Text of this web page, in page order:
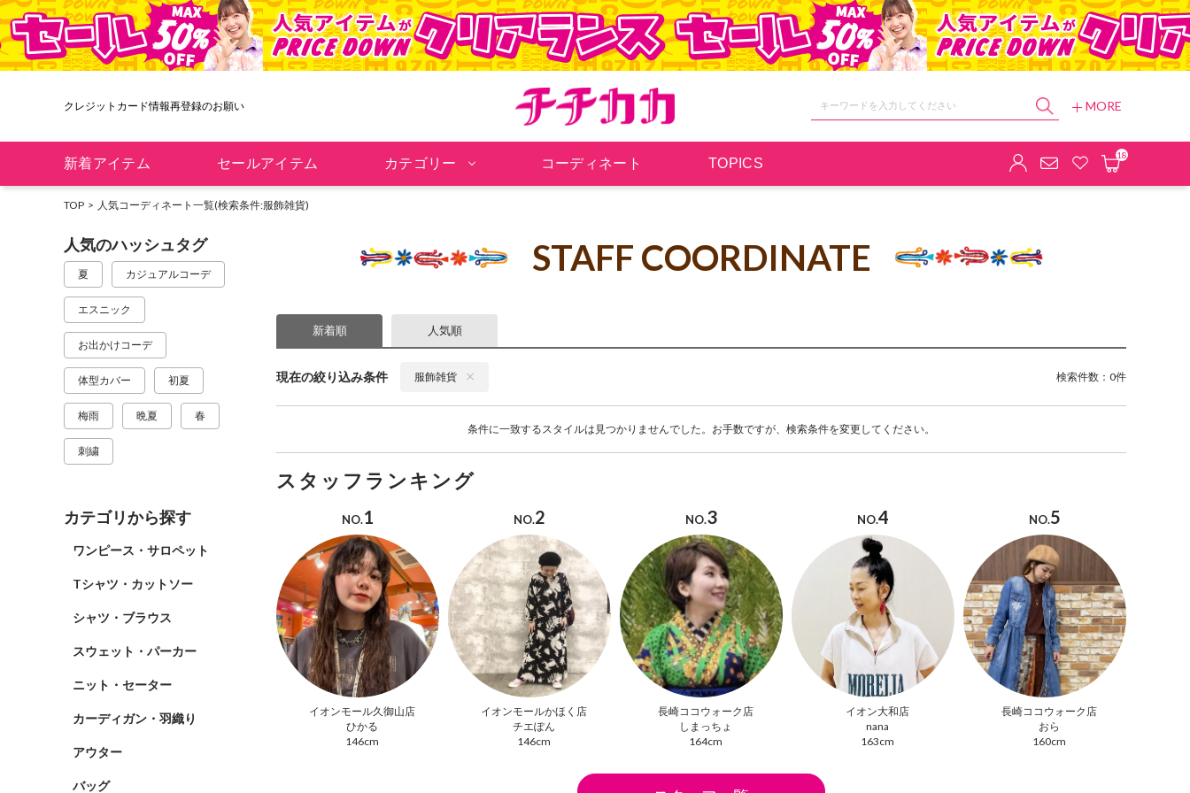
クレジットカード情報再登録のお願い
MORE
新着アイテム セールアイテム カテゴリー コーディネート TOPICS
18
TOP 人気コーディネート一覧(検索条件:服飾雑貨)
人気のハッシュタグ
夏 カジュアルコーデ
エスニック
お出かけコーデ
体型カバー 初夏
梅雨 晩夏 春
刺繍
カテゴリから探す
ワンピース・サロペット
Tシャツ・カットソー
シャツ・ブラウス
スウェット・パーカー
ニット・セーター
カーディガン・羽織り
アウター
バッグ
STAFF COORDINATE
新着順 人気順
現在の絞り込み条件 服飾雑貨 検索件数：0件
条件に一致するスタイルは見つかりませんでした。お手数ですが、検索条件を変更してください。
スタッフランキング
NO.1
イオンモール久御山店
ひかる
146cm
NO.2
イオンモールかほく店
チエぽん
146cm
NO.3
長崎ココウォーク店
しまっちょ
164cm
NO.4
イオン大和店
nana
163cm
NO.5
長崎ココウォーク店
おら
160cm